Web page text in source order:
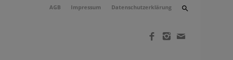
AGB Impressum Datenschutzerklärung